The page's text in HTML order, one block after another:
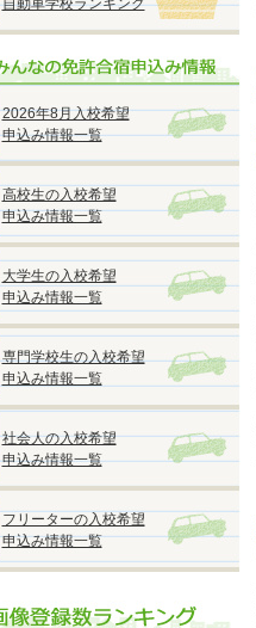
自動車学校ランキング
2026年8月入校希望
申込み情報一覧
高校生の入校希望
申込み情報一覧
大学生の入校希望
申込み情報一覧
専門学校生の入校希望
申込み情報一覧
社会人の入校希望
申込み情報一覧
フリーターの入校希望
申込み情報一覧